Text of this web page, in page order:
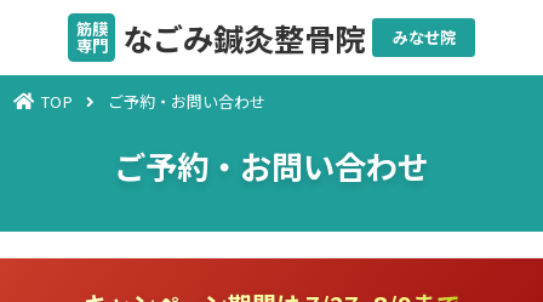
筋膜
専門 なごみ鍼灸整骨院 みなせ院
TOP ご予約・お問い合わせ
ご予約・お問い合わせ